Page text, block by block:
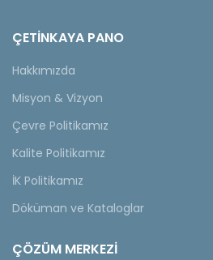
ÇETINKAYA PANO
Hakkımızda
Misyon & Vizyon
Çevre Politikamız
Kalite Politikamız
İK Politikamız
Döküman ve Kataloglar
ÇÖZÜM MERKEZİ